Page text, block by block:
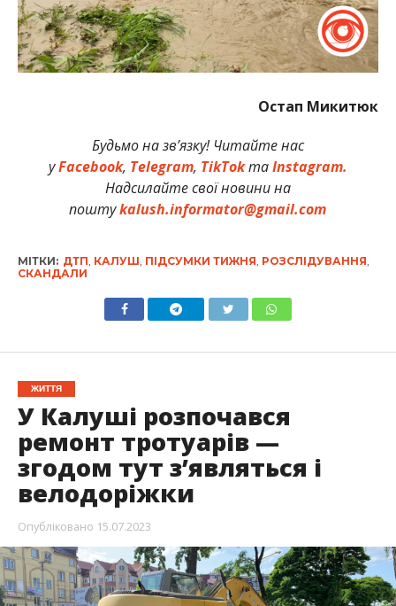
Остап Микитюк
Будьмо на зв’язку! Читайте нас
уFacebook, Telegram, TikTokтаInstagram.
Надсилайте свої новини на
поштуkalush.informator@gmail.com
МІТКИ: ДТП КАЛУШ ПІДСУМКИ ТИЖНЯ РОЗСЛІДУВАННЯ
СКАНДАЛИ
ЖИТТЯ
У Калуші розпочався
ремонт тротуарів —
згодом тут з’являться і
велодоріжки
Опубліковано 15.07.2023